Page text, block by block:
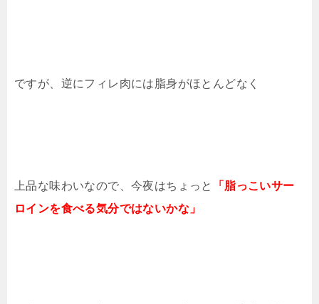
ですが、逆にフィレ肉には脂身がほとんどなく
上品な味わいなので、今夜はちょっと
「脂っこいサー
ロインを食べる気分ではないかな」